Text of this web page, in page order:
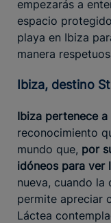
empezarás a
espacio
playa en Ibiza
manera
Ibiza, destino
Ibiza pertenece
reconocimiento
mundo que, por
idóneos para ver
nueva, cuando la
permite apreciar
Láctea